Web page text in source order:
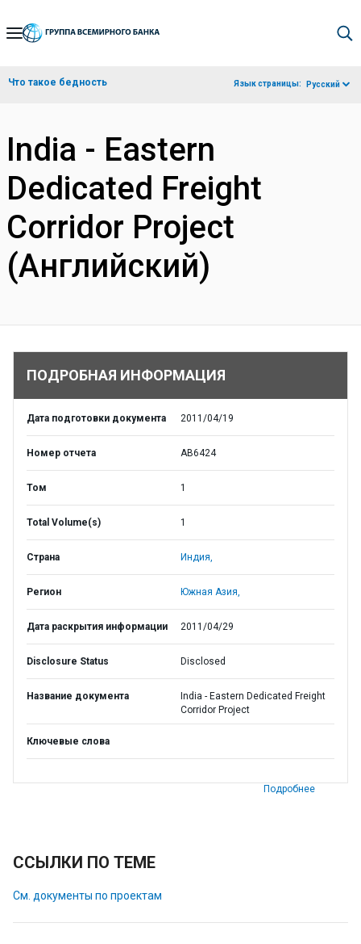
Skip
Navigation
Что такое бедность Язык страницы: Русский
India - Eastern
Dedicated Freight
Corridor Project
(Английский)
ПОДРОБНАЯ ИНФОРМАЦИЯ
Дата подготовки документа 2011/04/19
Номер отчета AB6424
Том 1
Total Volume(s) 1
Страна Индия,
Регион Южная Азия,
Дата раскрытия информации 2011/04/29
Disclosure Status Disclosed
Название документа
India - Eastern Dedicated Freight
Corridor Project
Ключевые слова
Подробнее
ССЫЛКИ ПО ТЕМЕ
См. документы по проектам